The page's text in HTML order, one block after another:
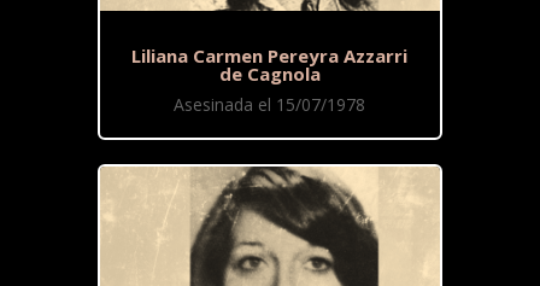
Liliana Carmen Pereyra Azzarri
de Cagnola
Asesinada el 15/07/1978